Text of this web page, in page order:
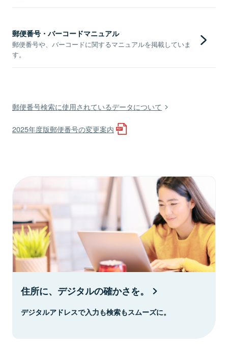
郵便番号・バーコードマニュアル
郵便番号や、バーコードに関するマニュアルを掲載していま
す。
郵便番号検索に使用されているデータについて
2025年度版郵便番号の変更案内
住所に、デジタルの確かさを。
デジタルアドレスで入力も検索もスムーズに。